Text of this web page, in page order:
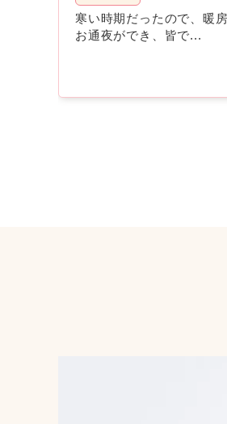
寒い時期だったので、暖
お通夜ができ、皆で...